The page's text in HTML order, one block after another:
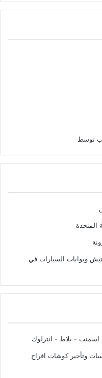
توسط
المتحدة
وبوابات السيارات في
- بلاط - انترلوك
وتأجير كوشات افراح